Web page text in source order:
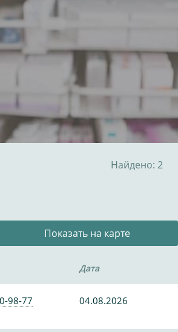
Найдено: 2
Показать на карте
Дата
98-77 04.08.2026